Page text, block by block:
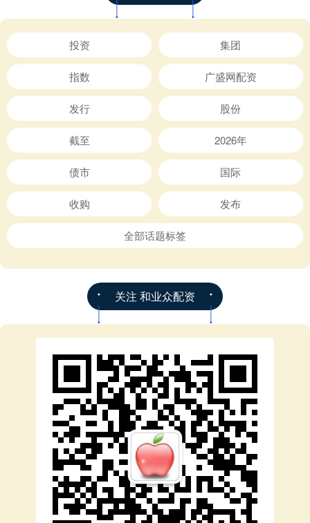
投资 集团
指数 广盛网配资
发行 股份
截至 2026年
债市 国际
收购 发布
全部话题标签
关注 和业众配资